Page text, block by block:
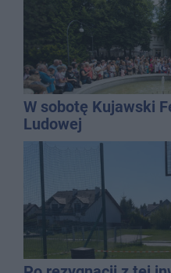
W sobotę Kujawski
Ludowej